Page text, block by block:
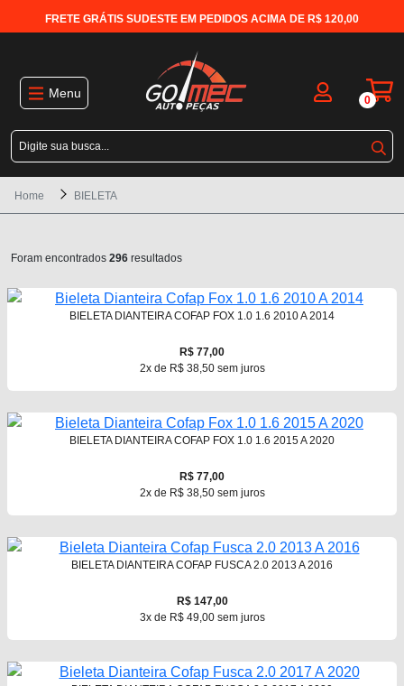
FRETE GRÁTIS SUDESTE EM PEDIDOS ACIMA DE R$ 120,00
Menu 0
Home BIELETA
Foram encontrados 296 resultados
BIELETA DIANTEIRA COFAP FOX 1.0 1.6 2010 A 2014
R$ 77,00
2x de R$ 38,50 sem juros
BIELETA DIANTEIRA COFAP FOX 1.0 1.6 2015 A 2020
R$ 77,00
2x de R$ 38,50 sem juros
BIELETA DIANTEIRA COFAP FUSCA 2.0 2013 A 2016
R$ 147,00
3x de R$ 49,00 sem juros